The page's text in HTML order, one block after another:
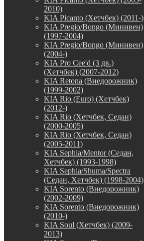
2010)
KIA Picanto (Хетчбек) (2011-)
KIA Pregio/Bongo (Минивен)
(1997-2004)
KIA Pregio/Bongo (Минивен)
(2004-)
KIA Pro Cee'd (3 дв.)
(Хетчбек) (2007-2012)
KIA Retona (Внедорожник)
(1999-2002)
KIA Rio (Euro) (Хетчбек)
(2012-)
KIA Rio (Хетчбек, Седан)
(2000-2005)
KIA Rio (Хетчбек, Седан)
(2005-2011)
KIA Sephia/Mentor (Седан,
Хетчбек) (1993-1998)
KIA Sephia/Shuma/Spectra
(Седан, Хетчбек) (1998-2004)
KIA Sorento (Внедорожник)
(2002-2009)
KIA Sorento (Внедорожник)
(2010-)
KIA Soul (Хетчбек) (2009-
2013)